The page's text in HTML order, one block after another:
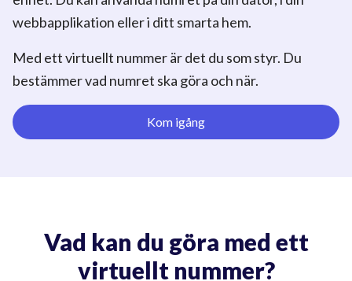
webbapplikation eller i ditt smarta hem.
Med ett virtuellt nummer är det du som styr. Du
bestämmer vad numret ska göra och när.
Kom igång
Vad kan du göra med ett
virtuellt nummer?